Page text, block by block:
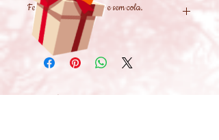
Feito com Feno Timóteo e sem cola.